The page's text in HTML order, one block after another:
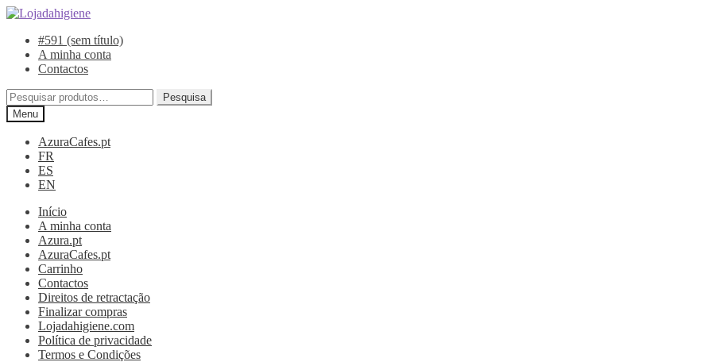
Ir
navegação
Saltar
conteúdo
#591 (sem título)
A minha conta
Contactos
Pesquisar
por:
Pesquisa
Menu
AzuraCafes.pt
FR
ES
EN
Início
A minha conta
Azura.pt
AzuraCafes.pt
Carrinho
Contactos
Direitos de retractação
Finalizar compras
Lojadahigiene.com
Política de privacidade
Termos e Condições